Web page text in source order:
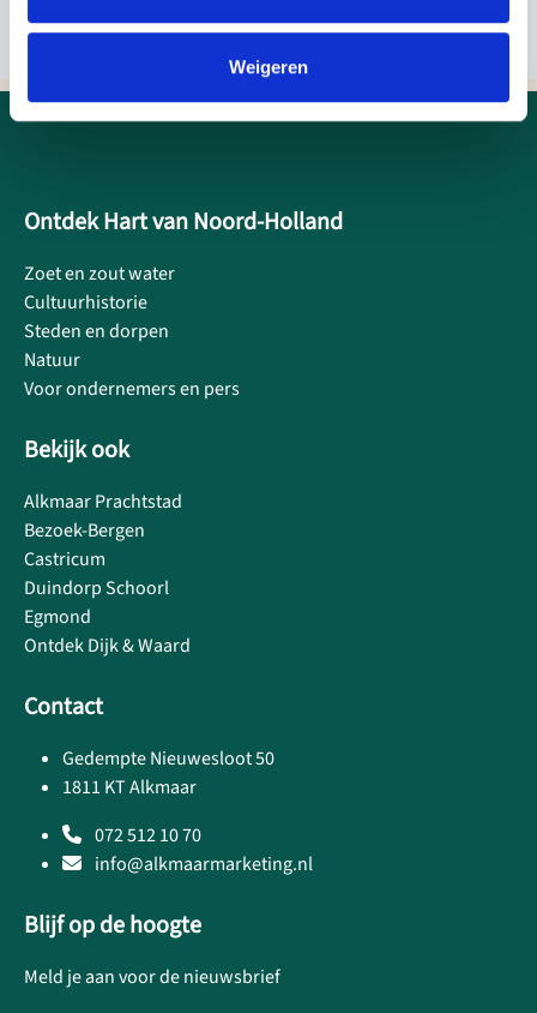
Weigeren
Ontdek Hart van Noord-Holland
Zoet en zout water
Cultuurhistorie
Steden en dorpen
Natuur
Voor ondernemers en pers
Bekijk ook
Alkmaar Prachtstad
Bezoek-Bergen
Castricum
Duindorp Schoorl
Egmond
Ontdek Dijk & Waard
Contact
Gedempte Nieuwesloot 50
1811 KT Alkmaar
072 512 10 70
info@alkmaarmarketing.nl
Blijf op de hoogte
Meld je aan voor de nieuwsbrief